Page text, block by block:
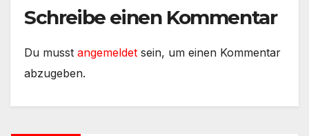
Schreibe einen Kommentar
Du musst angemeldet sein, um einen Kommentar
abzugeben.